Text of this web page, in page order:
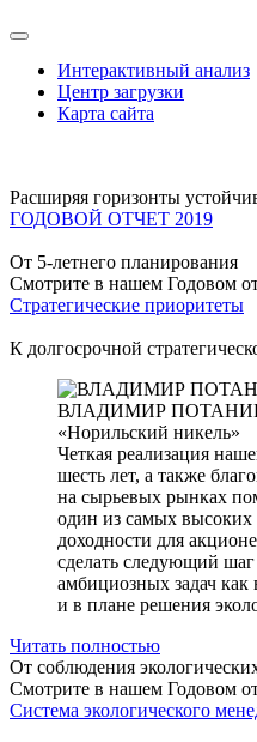
Интерактивный анализ
Центр загрузки
Карта сайта
Расширяя горизонты
ГОДОВОЙ ОТЧЕТ 2019
От 5-летнего планирования
Смотрите в нашем Годовом
Стратегические приоритеты
К долгосрочной
ВЛАДИМИР
«Норильский никель»
Четкая реализация
шесть лет, а также
на сырьевых рынках
один из самых высоких
доходности для
сделать следующий
амбициозных задач как
и в плане решения
Читать полностью
От соблюдения
Смотрите в нашем Годовом
Система экологического